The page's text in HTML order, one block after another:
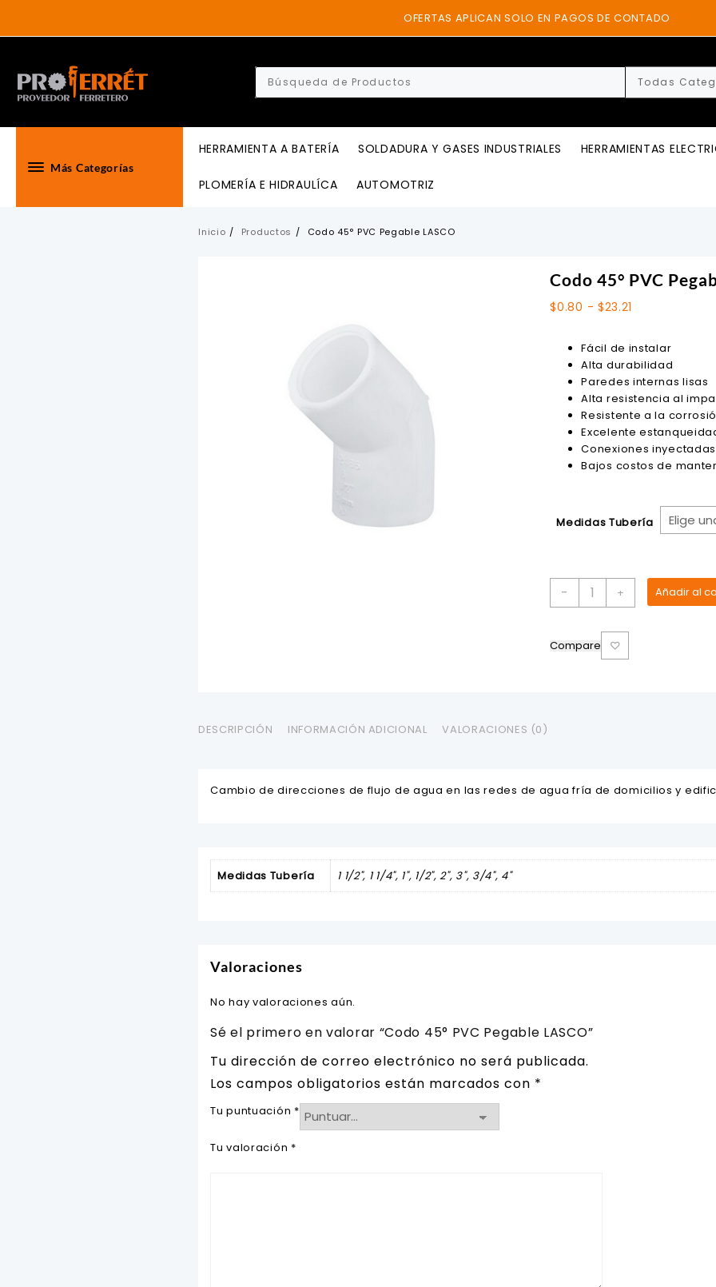
content
OFERTAS APLICAN SOLO EN PAGOS DE CONTADO
Más Categorías
HERRAMIENTA A BATERÍA SOLDADURA Y GASES INDUSTRIALES HERRAMIENTAS
PLOMERÍA E HIDRAULÍCA AUTOMOTRIZ
Inicio Productos Codo 45° PVC Pegable LASCO
Codo 45° PVC
$0.80 - $23.21
desde
$0.80
hasta
$23.21
Fácil de instalar
Alta durabilidad
Paredes internas lisas
Alta resistencia al
Resistente a la
Excelente
Conexiones inyectadas
Bajos costos de
Medidas Tubería
-
Codo
45°
Pegable
LASCO
+ Añadir al
Compare
DESCRIPCIÓN INFORMACIÓN ADICIONAL VALORACIONES (0)
Cambio de direcciones de flujo de agua en las redes de agua fría de domicilios y
Medidas Tubería 1 1/2", 1 1/4", 1", 1/2", 2", 3", 3/4", 4"
Valoraciones
No hay valoraciones aún.
Sé el primero en valorar “Codo 45° PVC Pegable LASCO”
Tu dirección de correo electrónico no será publicada.
Los campos obligatorios están marcados con *
Tu puntuación *
Tu valoración *